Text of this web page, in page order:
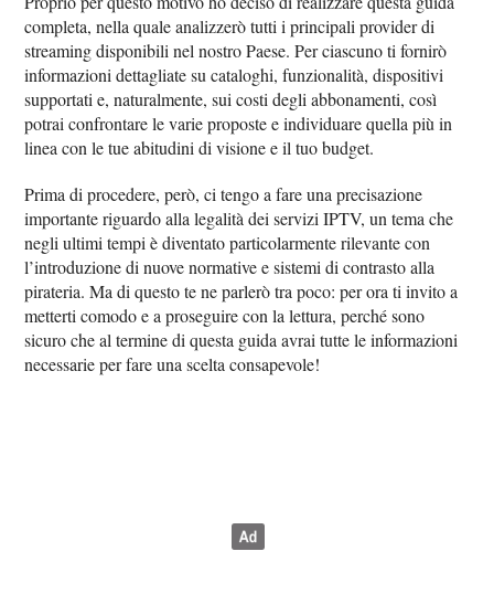
completa, nella quale analizzerò tutti i principali provider di
streaming disponibili nel nostro Paese. Per ciascuno ti fornirò
informazioni dettagliate su cataloghi, funzionalità, dispositivi
supportati e, naturalmente, sui costi degli abbonamenti, così
potrai confrontare le varie proposte e individuare quella più in
linea con le tue abitudini di visione e il tuo budget.
Prima di procedere, però, ci tengo a fare una precisazione
importante riguardo alla legalità dei servizi IPTV, un tema che
negli ultimi tempi è diventato particolarmente rilevante con
l’introduzione di nuove normative e sistemi di contrasto alla
pirateria. Ma di questo te ne parlerò tra poco: per ora ti invito a
metterti comodo e a proseguire con la lettura, perché sono
sicuro che al termine di questa guida avrai tutte le informazioni
necessarie per fare una scelta consapevole!